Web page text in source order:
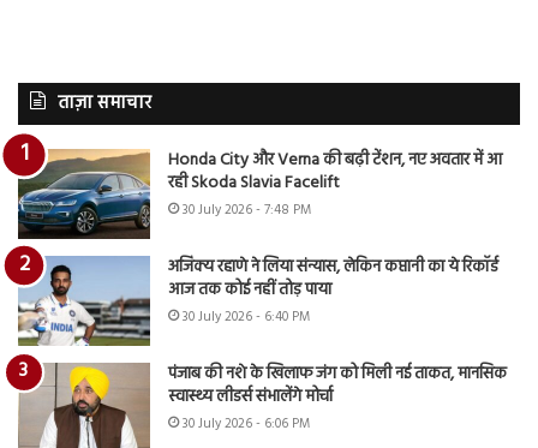
ताज़ा समाचार
Honda City और Verna की बढ़ी टेंशन, नए अवतार में आ
रही Skoda Slavia Facelift
30 July 2026 - 7:48 PM
अजिंक्य रहाणे ने लिया संन्यास, लेकिन कप्तानी का ये रिकॉर्ड
आज तक कोई नहीं तोड़ पाया
30 July 2026 - 6:40 PM
पंजाब की नशे के खिलाफ जंग को मिली नई ताकत, मानसिक
स्वास्थ्य लीडर्स संभालेंगे मोर्चा
30 July 2026 - 6:06 PM